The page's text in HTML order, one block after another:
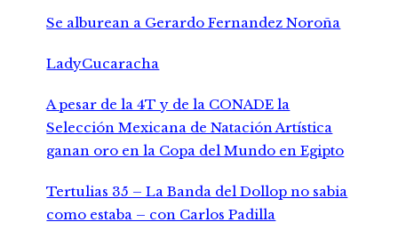
Se alburean a Gerardo Fernandez Noroña
LadyCucaracha
A pesar de la 4T y de la CONADE la
Selección Mexicana de Natación Artística
ganan oro en la Copa del Mundo en Egipto
Tertulias 35 – La Banda del Dollop no sabia
como estaba – con Carlos Padilla